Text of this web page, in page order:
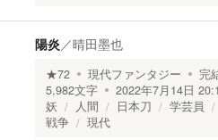
陽炎／晴田墨也
★72 現代ファンタジー 完
5,982文字 2022年7月14日
妖
人間 日本刀 学芸員
戦争
現代